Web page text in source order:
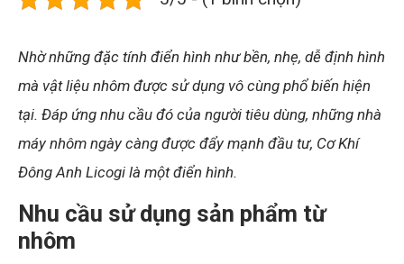
Nhờ những đặc tính điển hình như bền, nhẹ, dễ định hình
mà vật liệu nhôm được sử dụng vô cùng phổ biến hiện
tại. Đáp ứng nhu cầu đó của người tiêu dùng, những nhà
máy nhôm ngày càng được đẩy mạnh đầu tư, Cơ Khí
Đông Anh Licogi là một điển hình.
Nhu cầu sử dụng sản phẩm từ
nhôm